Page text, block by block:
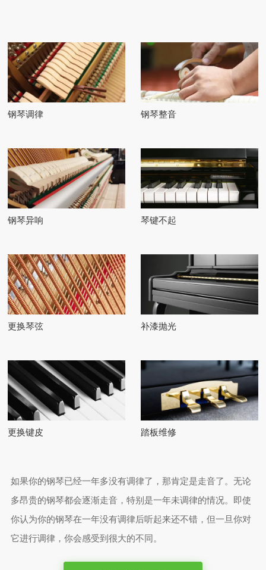
钢琴调律 钢琴整音
钢琴异响 琴键不起
更换琴弦 补漆抛光
更换键皮 踏板维修
如果你的钢琴已经一年多没有调律了，那肯定是走音了。无论
多昂贵的钢琴都会逐渐走音，特别是一年未调律的情况。即使
你认为你的钢琴在一年没有调律后听起来还不错，但一旦你对
它进行调律，你会感受到很大的不同。